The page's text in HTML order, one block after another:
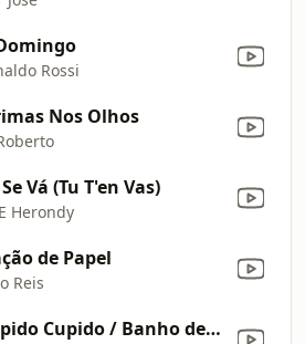
Rossi
Nos Olhos
Vá (Tu T'en Vas)
Herondy
de Papel
Reis
Estúpido Cupido / Banho de Lua (Ao vivo)